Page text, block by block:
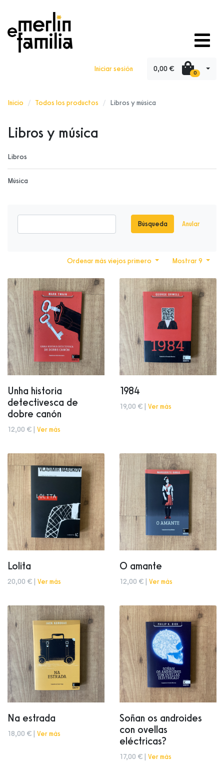
Iniciar sesión 0,00 € 0
Inicio Todos los productos Libros y música
Libros y música
Libros
Música
Búsqueda Anular
Mostrar 9
Ordenar más viejos primero
Unha historia
detectivesca de
dobre canón
12,00 € | Ver más
1984
19,00 € | Ver más
Lolita
20,00 € | Ver más
O amante
12,00 € | Ver más
Na estrada
18,00 € | Ver más
Soñan os androides
con ovellas
eléctricas?
17,00 € | Ver más